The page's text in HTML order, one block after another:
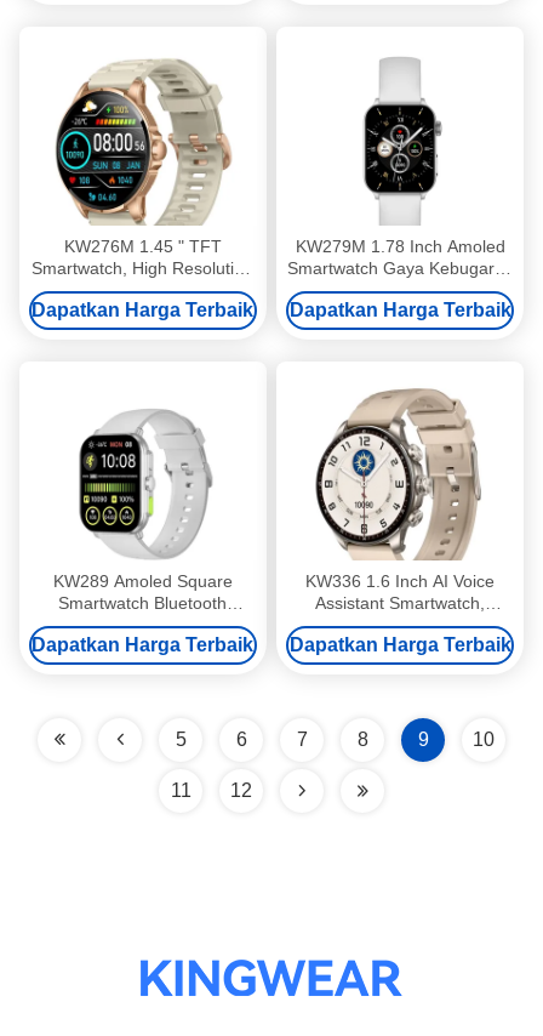
KW276M 1.45 " TFT
Smartwatch, High Resolution
Smart Watch Dengan
Bluetooth Calling
Dapatkan Harga Terbaik
KW279M 1.78 Inch Amoled
Smartwatch Gaya Kebugaran
Jam Pintar Untuk Wanita
Dapatkan Harga Terbaik
KW289 Amoled Square
Smartwatch Bluetooth
Panggilan Amoled Screen
Smart Watch 2,01 Inch
Dapatkan Harga Terbaik
KW336 1.6 Inch AI Voice
Assistant Smartwatch,
Premium Look Smart Watch
Bluetooth Menghubungi
Dapatkan Harga Terbaik
5 6 7 8 9 10
11 12